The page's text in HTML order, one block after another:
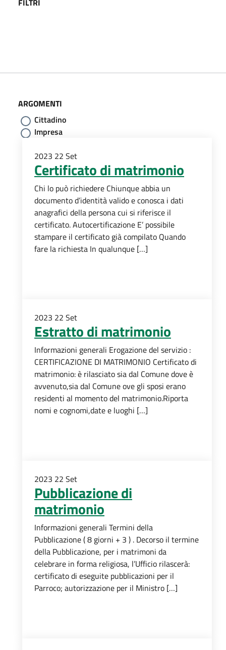
FILTRI
ARGOMENTI
Cittadino
Impresa
2023 22 Set
Certificato di matrimonio
Chi lo può richiedere Chiunque abbia un
documento d’identità valido e conosca i dati
anagrafici della persona cui si riferisce il
certificato. Autocertificazione E’ possibile
stampare il certificato già compilato Quando
fare la richiesta In qualunque […]
2023 22 Set
Estratto di matrimonio
Informazioni generali Erogazione del servizio :
CERTIFICAZIONE DI MATRIMONIO Certificato di
matrimonio: è rilasciato sia dal Comune dove è
avvenuto,sia dal Comune ove gli sposi erano
residenti al momento del matrimonio.Riporta
nomi e cognomi,date e luoghi […]
2023 22 Set
Pubblicazione di
matrimonio
Informazioni generali Termini della
Pubblicazione ( 8 giorni + 3 ) . Decorso il termine
della Pubblicazione, per i matrimoni da
celebrare in forma religiosa, l’Ufficio rilascerà:
certificato di eseguite pubblicazioni per il
Parroco; autorizzazione per il Ministro […]